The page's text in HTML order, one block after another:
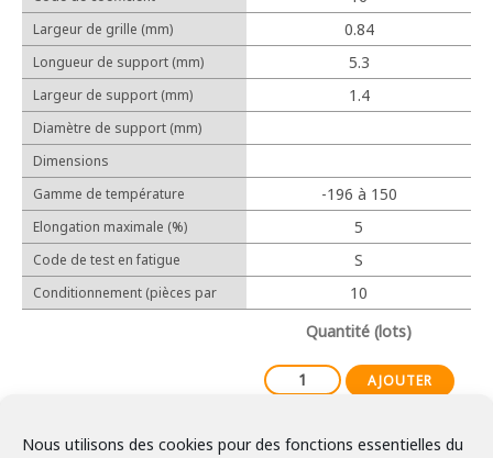
Nous utilisons des cookies pour des fonctions essentielles du
Outillage manuel
Outillage électrique
Réalisations
d'allongement linéaire (10-6/℃)
Largeur de grille (mm)
Longueur de support (mm)
Largeur de support (mm)
Diamètre de support (mm)
Dimensions
Gamme de température
d'utilisation
Elongation maximale (%)
Code de test en fatigue
Conditionnement (pièces par
lot)
Quantité (lots)
AJOUTER
0.84
5.3
1.4
-196 à 150
5
S
10